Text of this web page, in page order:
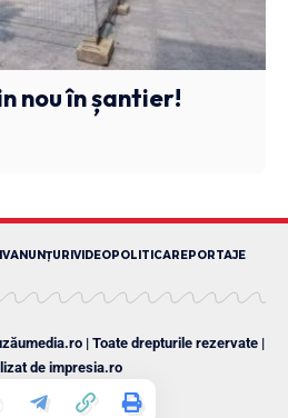
nou în șantier!
ANUNȚURI VIDEOPOLITICAREPORTAJE
| Toate drepturile rezervate |
de impresia.ro